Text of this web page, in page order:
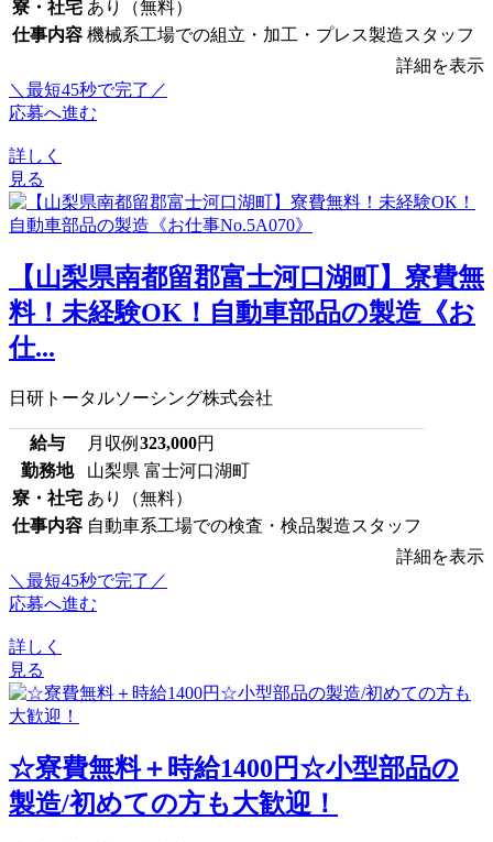
寮・社宅 あり（無料）
仕事内容 機械系工場での組立・加工・プレス製造スタッフ
詳細を表示
＼最短45秒で完了／
応募へ進む
詳しく
見る
【山梨県南都留郡富士河口湖町】寮費無
料！未経験OK！自動車部品の製造《お
仕...
日研トータルソーシング株式会社
給与 月収例 323,000円
勤務地
山梨県 富士河口湖町
寮・社宅 あり（無料）
仕事内容 自動車系工場での検査・検品製造スタッフ
詳細を表示
＼最短45秒で完了／
応募へ進む
詳しく
見る
☆寮費無料＋時給1400円☆小型部品の
製造/初めての方も大歓迎！